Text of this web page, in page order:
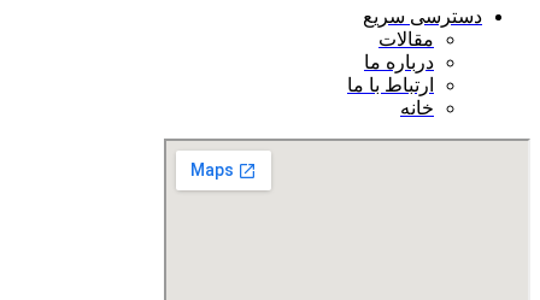
دسترسی سریع
مقالات
درباره ما
ارتباط با ما
خانه